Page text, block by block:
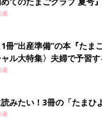
産
冊“出産準備”の本『たま
ャル大特集〉夫婦で予習
産
みたい！3冊の「たまひ
産